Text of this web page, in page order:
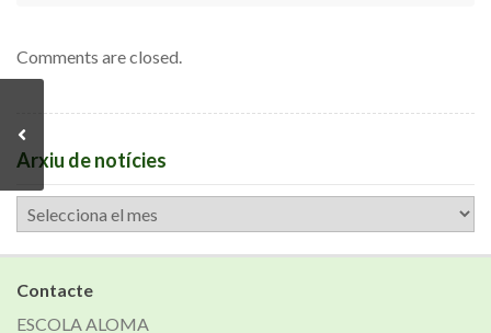
Comments are closed.
Arxiu de notícies
Arxiu
de
notícies
Contacte
ESCOLA ALOMA